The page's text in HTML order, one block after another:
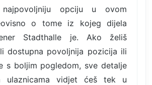
najpovoljniju opciju u ovom
o tome iz kojeg dijela
Stadthalle je. Ako želiš
dostupna povoljnija pozicija ili
s boljim pogledom, sve detalje
ulaznicama vidjet ćeš tek u